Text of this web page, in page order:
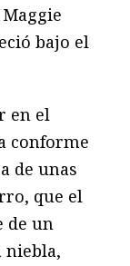
bajo el
en el
conforme
de unas
que el
de un
niebla,